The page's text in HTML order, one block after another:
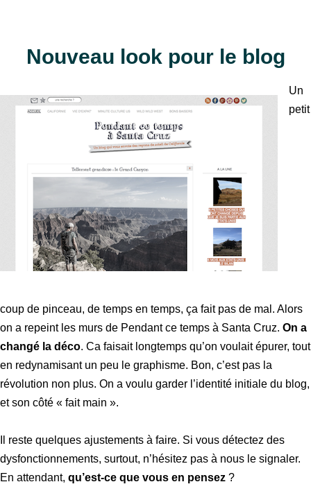
Nouveau look pour le blog
Un
petit
coup de pinceau, de temps en temps, ça fait pas de mal. Alors
on a repeint les murs de Pendant ce temps à Santa Cruz. On a
changé la déco. Ca faisait longtemps qu’on voulait épurer, tout
en redynamisant un peu le graphisme. Bon, c’est pas la
révolution non plus. On a voulu garder l’identité initiale du blog,
et son côté « fait main ».
Il reste quelques ajustements à faire. Si vous détectez des
dysfonctionnements, surtout, n’hésitez pas à nous le signaler.
En attendant, qu’est-ce que vous en pensez ?